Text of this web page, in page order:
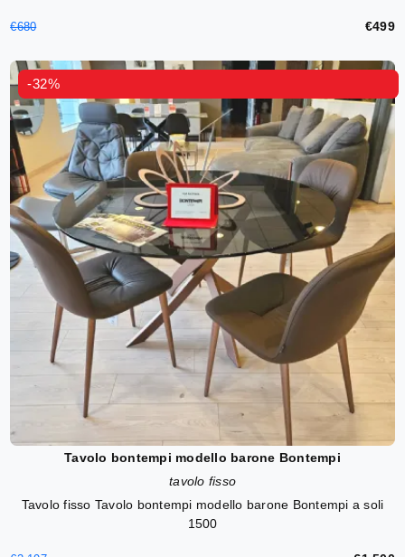
€680 €499
-32%
Tavolo bontempi modello barone Bontempi
tavolo fisso
Tavolo fisso Tavolo bontempi modello barone Bontempi a soli
1500